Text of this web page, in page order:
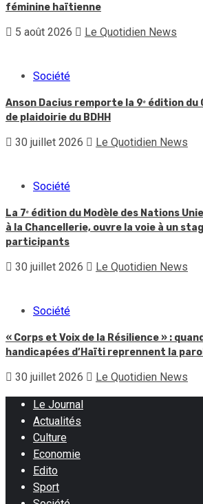
féminine haïtienne
5 août 2026 Le Quotidien News
Société
Anson Dacius remporte la 9ᵉ édition du
de plaidoirie du BDHH
30 juillet 2026 Le Quotidien News
Société
La 7ᵉ édition du Modèle des Nations
à la Chancellerie, ouvre la voie à un
participants
30 juillet 2026 Le Quotidien News
Société
« Corps et Voix de la Résilience » :
handicapées d’Haïti reprennent la
30 juillet 2026 Le Quotidien News
Le Journal
Actualités
Culture
Economie
Edito
Sport